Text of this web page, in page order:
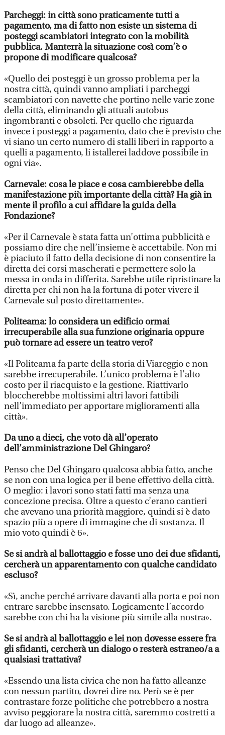
Parcheggi: in città sono praticamente tutti a
pagamento, ma di fatto non esiste un sistema di
posteggi scambiatori integrato con la mobilità
pubblica. Manterrà la situazione così com’è o
propone di modificare qualcosa?
«Quello dei posteggi è un grosso problema per la
nostra città, quindi vanno ampliati i parcheggi
scambiatori con navette che portino nelle varie zone
della città, eliminando gli attuali autobus
ingombranti e obsoleti. Per quello che riguarda
invece i posteggi a pagamento, dato che è previsto che
vi siano un certo numero di stalli liberi in rapporto a
quelli a pagamento, li istallerei laddove possibile in
ogni via».
Carnevale: cosa le piace e cosa cambierebbe della
manifestazione più importante della città? Ha già in
mente il profilo a cui affidare la guida della
Fondazione?
«Per il Carnevale è stata fatta un’ottima pubblicità e
possiamo dire che nell’insieme è accettabile. Non mi
è piaciuto il fatto della decisione di non consentire la
diretta dei corsi mascherati e permettere solo la
messa in onda in differita. Sarebbe utile ripristinare la
diretta per chi non ha la fortuna di poter vivere il
Carnevale sul posto direttamente».
Politeama: lo considera un edificio ormai
irrecuperabile alla sua funzione originaria oppure
può tornare ad essere un teatro vero?
«Il Politeama fa parte della storia di Viareggio e non
sarebbe irrecuperabile. L’unico problema è l’alto
costo per il riacquisto e la gestione. Riattivarlo
bloccherebbe moltissimi altri lavori fattibili
nell’immediato per apportare miglioramenti alla
città».
Da uno a dieci, che voto dà all’operato
dell’amministrazione Del Ghingaro?
Penso che Del Ghingaro qualcosa abbia fatto, anche
se non con una logica per il bene effettivo della città.
O meglio: i lavori sono stati fatti ma senza una
concezione precisa. Oltre a questo c’erano cantieri
che avevano una priorità maggiore, quindi si è dato
spazio più a opere di immagine che di sostanza. Il
mio voto quindi è 6».
Se si andrà al ballottaggio e fosse uno dei due sfidanti,
cercherà un apparentamento con qualche candidato
escluso?
«Sì, anche perché arrivare davanti alla porta e poi non
entrare sarebbe insensato. Logicamente l’accordo
sarebbe con chi ha la visione più simile alla nostra».
Se si andrà al ballottaggio e lei non dovesse essere fra
gli sfidanti, cercherà un dialogo o resterà estraneo/a a
qualsiasi trattativa?
«Essendo una lista civica che non ha fatto alleanze
con nessun partito, dovrei dire no. Però se è per
contrastare forze politiche che potrebbero a nostra
avviso peggiorare la nostra città, saremmo costretti a
dar luogo ad alleanze».